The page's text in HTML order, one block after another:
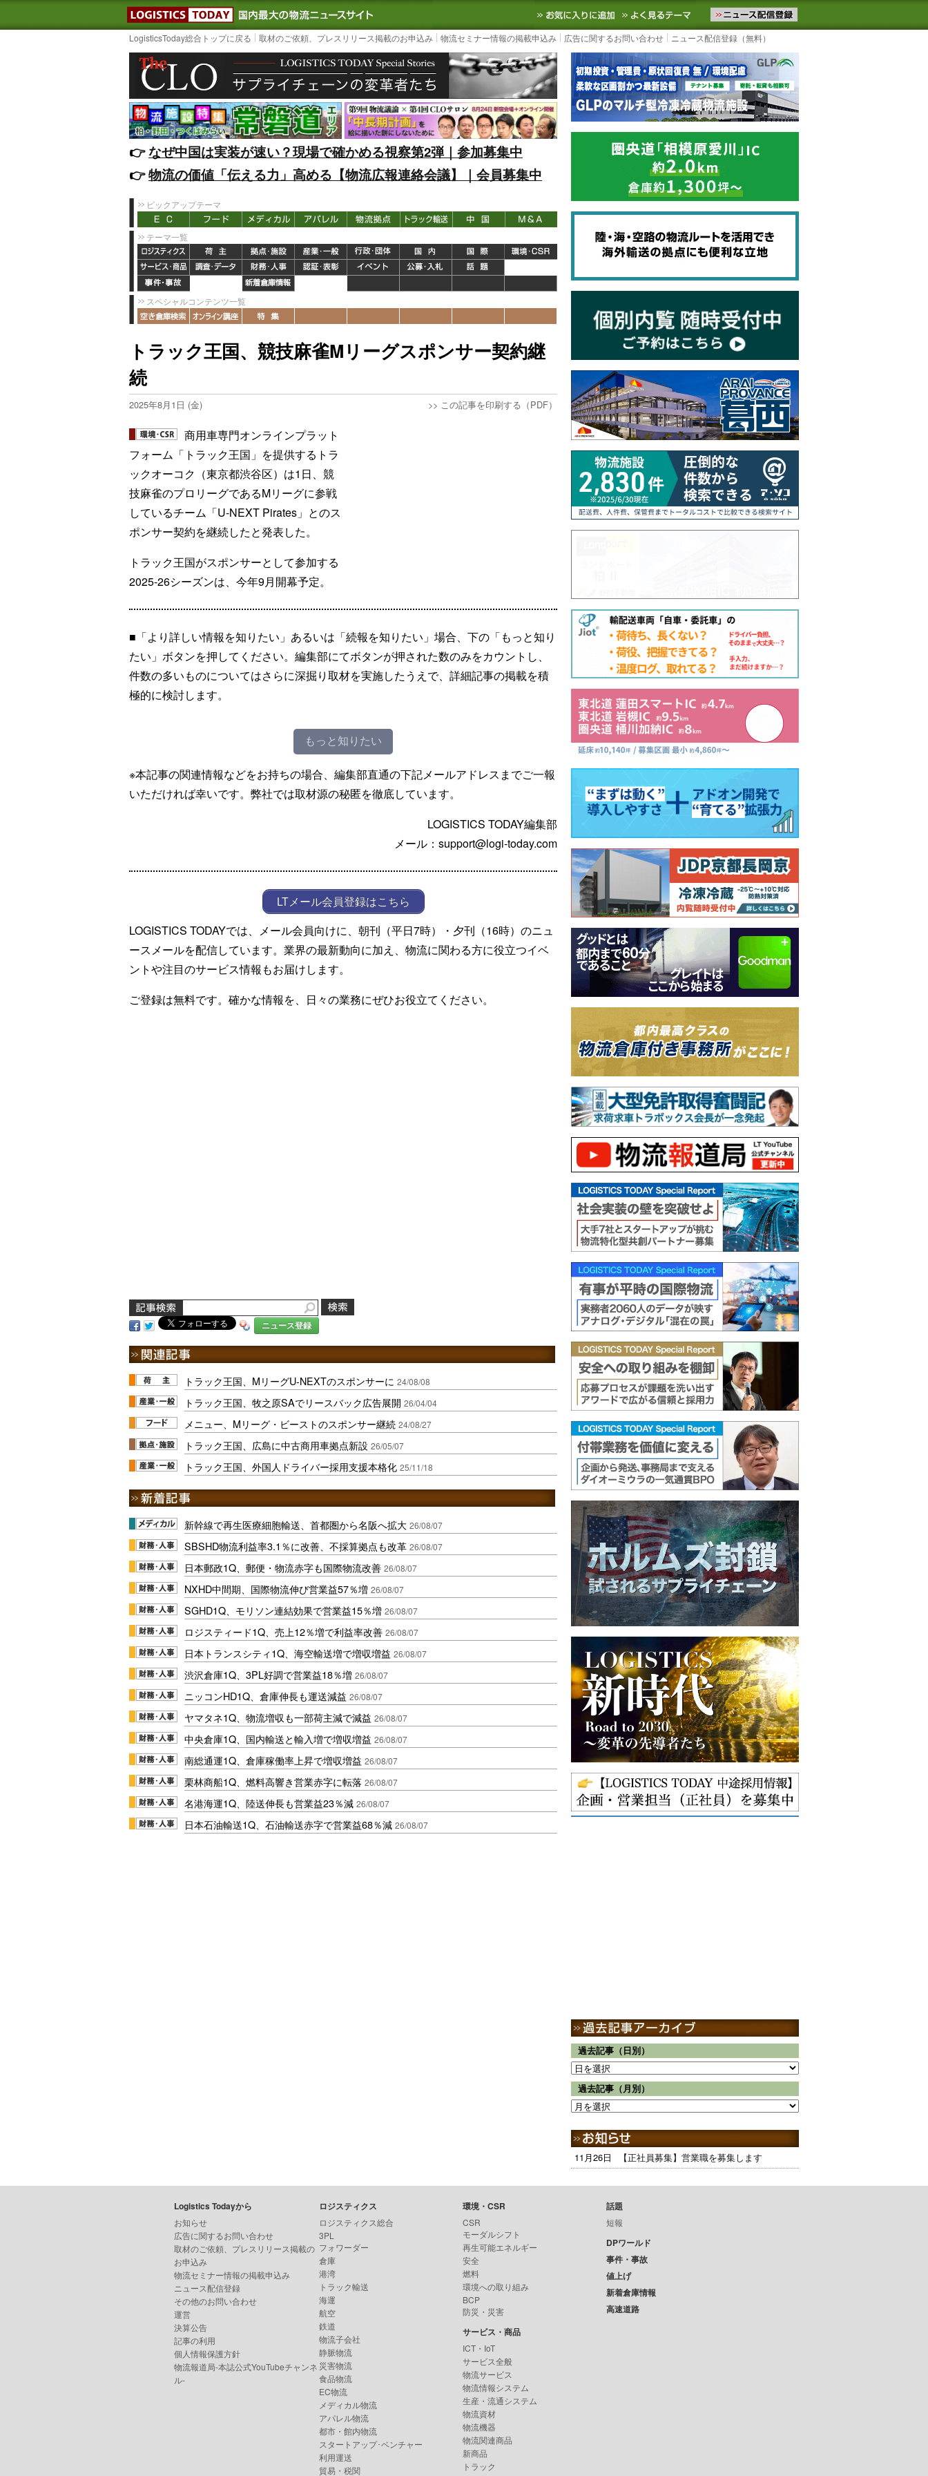
LOGISTICS TODAY｜国内最大の物流ニュースサイト3PL, SCMなど国内外の最新の物流ニュースをお届けします。物流ニュースメール配信を登録す
お気に入りに追加 よく見るテーマ
LogisticsToday総合トップに戻る 取材のご依頼、プレスリリース掲載のお申込み 物流セミナー情報の掲載申込み 広告に関するお問い合わせ ニュース配信登録（無料）
👉️なぜ中国は実装が速い？現場で確かめる視察第2弾｜参加募集中
👉️物流の価値「伝える力」高める【物流広報連絡会議】｜会員募集中
ピックアップテーマ
テーマ一覧
スペシャルコンテンツ一覧
トラック王国、競技麻雀Mリーグスポンサー契約継
続
2025年8月1日 (金) >> この記事を印刷する（PDF）
商用車専門オンラインプラット
フォーム「トラック王国」を提供するトラ
ックオーコク（東京都渋谷区）は1日、競
技麻雀のプロリーグであるMリーグに参戦
しているチーム「U-NEXT Pirates」とのス
ポンサー契約を継続したと発表した。
トラック王国がスポンサーとして参加する
2025-26シーズンは、今年9月開幕予定。
■「より詳しい情報を知りたい」あるいは「続報を知りたい」場合、下の「もっと知り
たい」ボタンを押してください。編集部にてボタンが押された数のみをカウントし、
件数の多いものについてはさらに深掘り取材を実施したうえで、詳細記事の掲載を積
極的に検討します。
もっと知りたい
※本記事の関連情報などをお持ちの場合、編集部直通の下記メールアドレスまでご一報
いただければ幸いです。弊社では取材源の秘匿を徹底しています。
LOGISTICS TODAY編集部
メール：support@logi-today.com
LTメール会員登録はこちら
LOGISTICS TODAYでは、メール会員向けに、朝刊（平日7時）・夕刊（16時）のニュ
ースメールを配信しています。業界の最新動向に加え、物流に関わる方に役立つイベ
ントや注目のサービス情報もお届けします。
ご登録は無料です。確かな情報を、日々の業務にぜひお役立てください。
ニュース登録
トラック王国、MリーグU-NEXTのスポンサーに 24/08/08
トラック王国、牧之原SAでリースバック広告展開 26/04/04
メニュー、Mリーグ・ビーストのスポンサー継続 24/08/27
トラック王国、広島に中古商用車拠点新設 26/05/07
トラック王国、外国人ドライバー採用支援本格化 25/11/18
新幹線で再生医療細胞輸送、首都圏から名阪へ拡大 26/08/07
SBSHD物流利益率3.1％に改善、不採算拠点も改革 26/08/07
日本郵政1Q、郵便・物流赤字も国際物流改善 26/08/07
NXHD中間期、国際物流伸び営業益57％増 26/08/07
SGHD1Q、モリソン連結効果で営業益15％増 26/08/07
ロジスティード1Q、売上12％増で利益率改善 26/08/07
日本トランスシティ1Q、海空輸送増で増収増益 26/08/07
渋沢倉庫1Q、3PL好調で営業益18％増 26/08/07
ニッコンHD1Q、倉庫伸長も運送減益 26/08/07
ヤマタネ1Q、物流増収も一部荷主減で減益 26/08/07
中央倉庫1Q、国内輸送と輸入増で増収増益 26/08/07
南総通運1Q、倉庫稼働率上昇で増収増益 26/08/07
栗林商船1Q、燃料高響き営業赤字に転落 26/08/07
名港海運1Q、陸送伸長も営業益23％減 26/08/07
日本石油輸送1Q、石油輸送赤字で営業益68％減 26/08/07
過去記事（日別）
過去記事（月別）
11月26日 【正社員募集】営業職を募集します
Logistics Todayから
お知らせ
広告に関するお問い合わせ
取材のご依頼、プレスリリース掲載の
お申込み
物流セミナー情報の掲載申込み
ニュース配信登録
その他のお問い合わせ
運営
決算公告
記事の利用
個人情報保護方針
物流報道局-本誌公式YouTubeチャンネ
ル-
ロジスティクス
ロジスティクス総合
3PL
フォワーダー
倉庫
港湾
トラック輸送
海運
航空
鉄道
物流子会社
静脈物流
災害物流
食品物流
EC物流
メディカル物流
アパレル物流
都市・館内物流
スタートアップ･ベンチャー
利用運送
貿易・税関
環境・CSR
CSR
モーダルシフト
再生可能エネルギー
安全
燃料
環境への取り組み
BCP
防災・災害
サービス・商品
ICT・IoT
サービス全般
物流サービス
物流情報システム
生産・流通システム
物流資材
物流機器
物流関連商品
新商品
トラック
話題
短報
DPワールド
事件・事故
値上げ
新着倉庫情報
高速道路